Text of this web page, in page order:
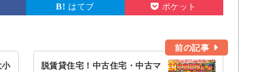
はてブ ポケット
小
前の記事
脱賃貸住宅！中古住宅・中古マ